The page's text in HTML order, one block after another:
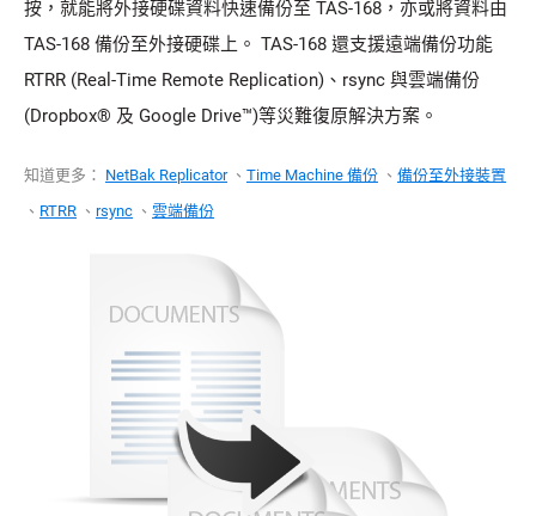
按，就能將外接硬碟資料快速備份至 TAS-168，亦或將資料由
TAS-168 備份至外接硬碟上。 TAS-168 還支援遠端備份功能
RTRR (Real-Time Remote Replication)、rsync 與雲端備份
(Dropbox® 及 Google Drive™)等災難復原解決方案。
知道更多： NetBak Replicator、 Time Machine 備份 、 備份至外接裝置
、 RTRR 、 rsync 、 雲端備份